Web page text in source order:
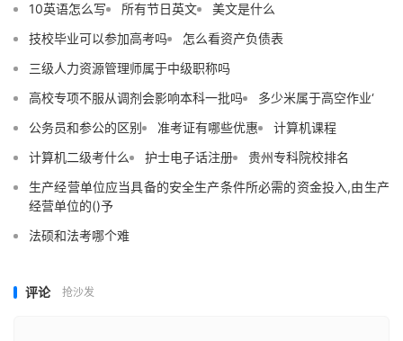
10英语怎么写 所有节日英文
美文是什么
技校毕业可以参加高考吗
怎么看资产负债表
三级人力资源管理师属于中级职称吗
高校专项不服从调剂会影响本科一批吗
多少米属于高空作业‘
公务员和参公的区别
准考证有哪些优惠
计算机课程
计算机二级考什么
护士电子话注册
贵州专科院校排名
生产经营单位应当具备的安全生产条件所必需的资金投入,由生产
经营单位的()予
法硕和法考哪个难
评论 抢沙发